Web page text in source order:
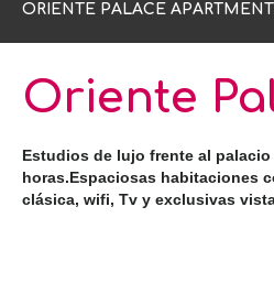
ORIENTE PALACE
Oriente
Estudios de lujo frente al
horas.Espaciosas habitaciones
clásica, wifi, Tv y exclusivas